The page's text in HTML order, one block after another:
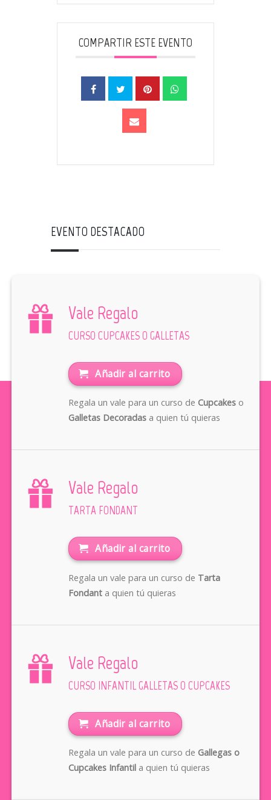
COMPARTIR ESTE EVENTO
EVENTO DESTACADO
Vale Regalo
CURSO CUPCAKES O GALLETAS
Añadir al carrito
Regala un vale para un curso de Cupcakeso
Galletas Decoradasa quien tú quieras
Vale Regalo
TARTA FONDANT
Añadir al carrito
Regala un vale para un curso de Tarta
Fondanta quien tú quieras
Vale Regalo
CURSO INFANTIL GALLETAS O CUPCAKES
Añadir al carrito
Regala un vale para un curso de Gallegas o
Cupcakes Infantila quien tú quieras